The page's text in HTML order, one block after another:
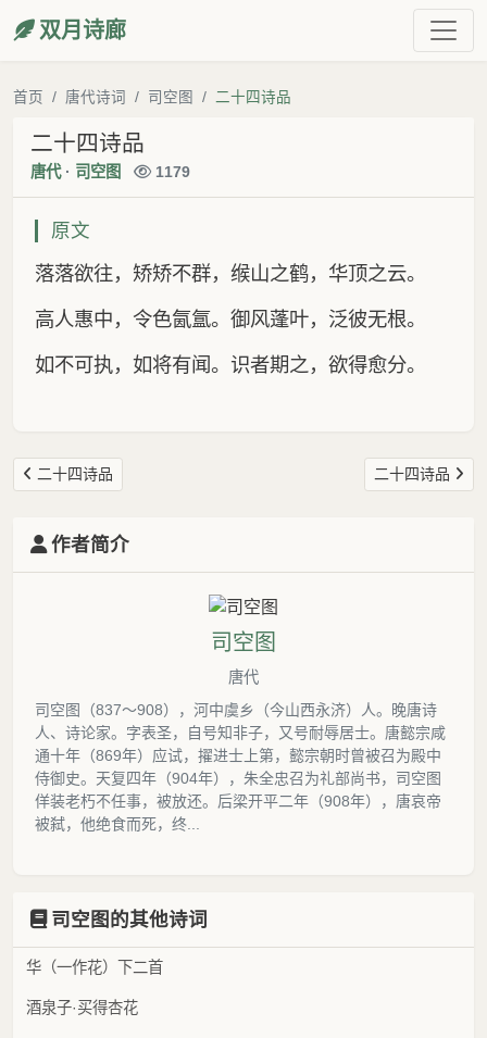
双月诗廊
首页 唐代诗词 司空图 二十四诗品
二十四诗品
唐代· 司空图 1179
原文
落落欲往，矫矫不群，缑山之鹤，华顶之云。
高人惠中，令色氤氲。御风蓬叶，泛彼无根。
如不可执，如将有闻。识者期之，欲得愈分。
二十四诗品 二十四诗品
作者简介
司空图
唐代
司空图（837～908），河中虞乡（今山西永济）人。晚唐诗
人、诗论家。字表圣，自号知非子，又号耐辱居士。唐懿宗咸
通十年（869年）应试，擢进士上第，懿宗朝时曾被召为殿中
侍御史。天复四年（904年），朱全忠召为礼部尚书，司空图
佯装老朽不任事，被放还。后梁开平二年（908年），唐哀帝
被弑，他绝食而死，终...
司空图的其他诗词
华（一作花）下二首
酒泉子·买得杏花